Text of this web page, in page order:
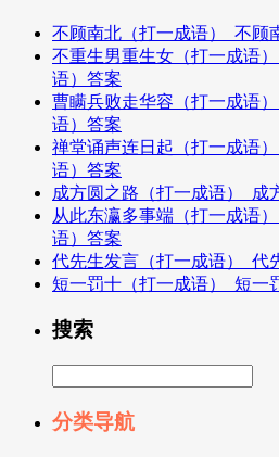
不顾南北（打一成语）_不顾
不重生男重生女（打一成语
语）答案
曹瞒兵败走华容（打一成语
语）答案
禅堂诵声连日起（打一成语
语）答案
成方圆之路（打一成语）_成
从此东瀛多事端（打一成语
语）答案
代先生发言（打一成语）_代
短一罚十（打一成语）_短一
搜索
分类导航